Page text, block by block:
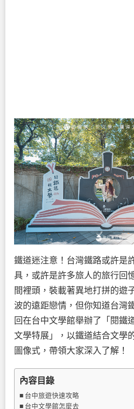
鐵道迷注意！台灣鐵路或許是
具，或許是許多旅人的旅行回
間裡頭，裝載著異地打拼的遊
波的遠距戀情，但你知道台灣
回在台中文學館舉辦了「閱鐵
文學特展」，以鐵道結合文學
圖像式，帶領大家深入了解！
內容目錄
台中旅遊快速攻略
台中文學館怎麼去